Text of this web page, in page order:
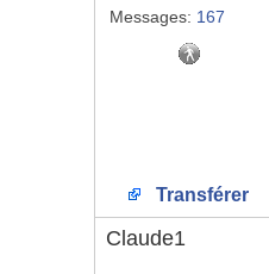
Messages: 167
Transférer
Claude1